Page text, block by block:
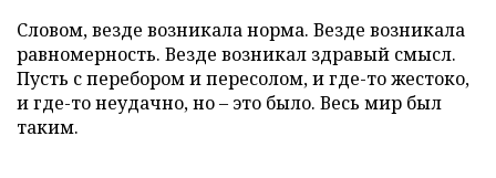
Словом, везде возникала норма. Везде возникала
равномерность. Везде возникал здравый смысл.
Пусть с перебором и пересолом, и где-то жестоко,
и где-то неудачно, но – это было. Весь мир был
таким.